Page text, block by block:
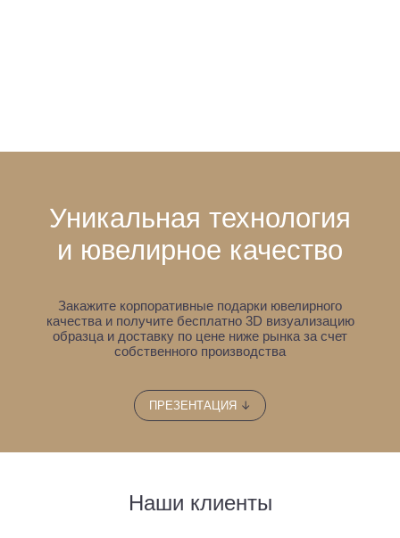
Уникальная технология
и ювелирное качество
Закажите корпоративные подарки ювелирного
качества и получите бесплатно 3D визуализацию
образца и доставку по цене ниже рынка за счет
собственного производства
ПРЕЗЕНТАЦИЯ ↓
Наши клиенты